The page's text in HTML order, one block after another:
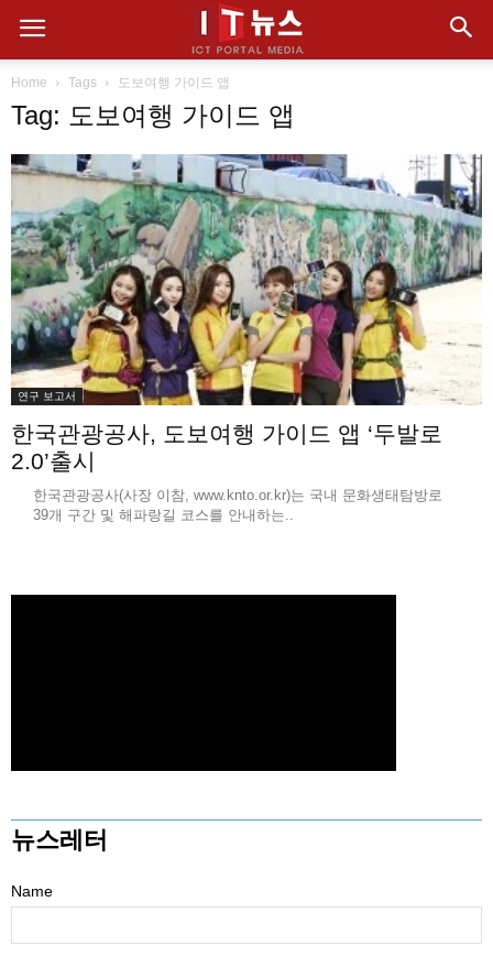
Home Tags 도보여행 가이드 앱
Tag: 도보여행 가이드 앱
연구 보고서
한국관광공사, 도보여행 가이드 앱 ‘두발로
2.0’출시
한국관광공사(사장 이참, www.knto.or.kr)는 국내 문화생태탐방로
39개 구간 및 해파랑길 코스를 안내하는..
뉴스레터
Name